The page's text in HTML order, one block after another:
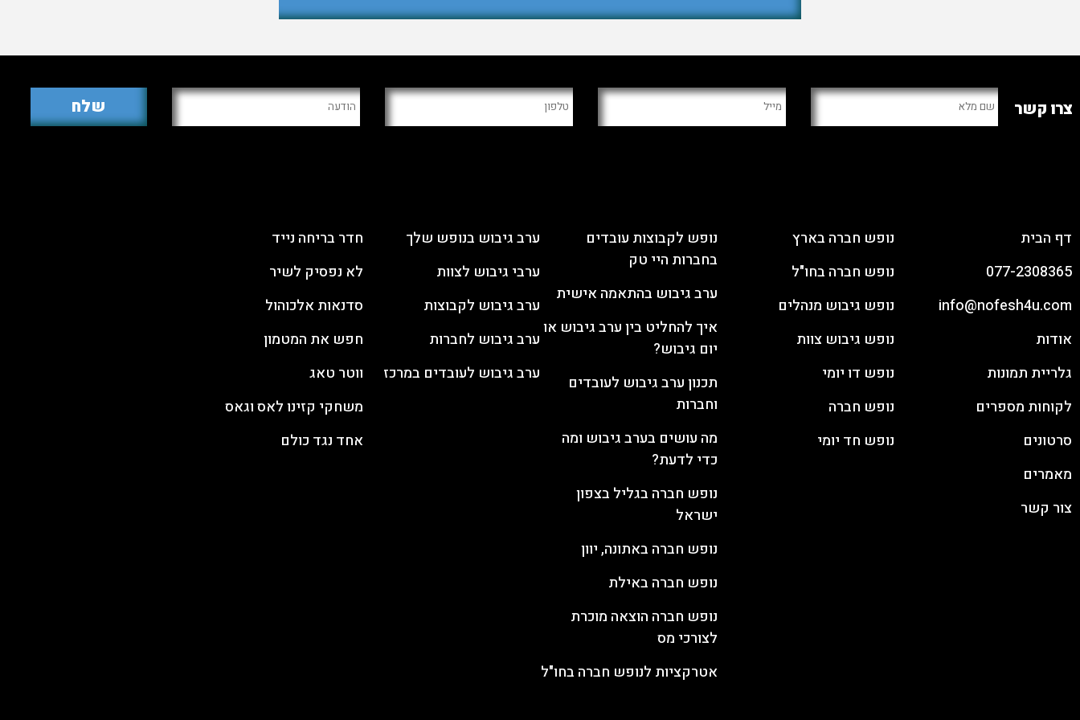
צרו קשר
דף הבית
077-2308365
info@nofesh4u.com
אודות
גלריית תמונות
לקוחות מספרים
סרטונים
מאמרים
צור קשר
נופש חברה בארץ
נופש חברה בחו"ל
נופש גיבוש מנהלים
נופש גיבוש צוות
נופש דו יומי
נופש חברה
נופש חד יומי
נופש לקבוצות עובדים
בחברות היי טק
ערב גיבוש בהתאמה אישית
איך להחליט בין ערב גיבוש או
יום גיבוש?
תכנון ערב גיבוש לעובדים
וחברות
מה עושים בערב גיבוש ומה
כדי לדעת?
נופש חברה בגליל בצפון
ישראל
נופש חברה באתונה, יוון
נופש חברה באילת
נופש חברה הוצאה מוכרת
לצורכי מס
אטרקציות לנופש חברה בחו"ל
ערב גיבוש בנופש שלך
ערבי גיבוש לצוות
ערב גיבוש לקבוצות
ערב גיבוש לחברות
ערב גיבוש לעובדים במרכז
חדר בריחה נייד
לא נפסיק לשיר
סדנאות אלכוהול
חפש את המטמון
ווטר טאג
משחקי קזינו לאס וגאס
אחד נגד כולם